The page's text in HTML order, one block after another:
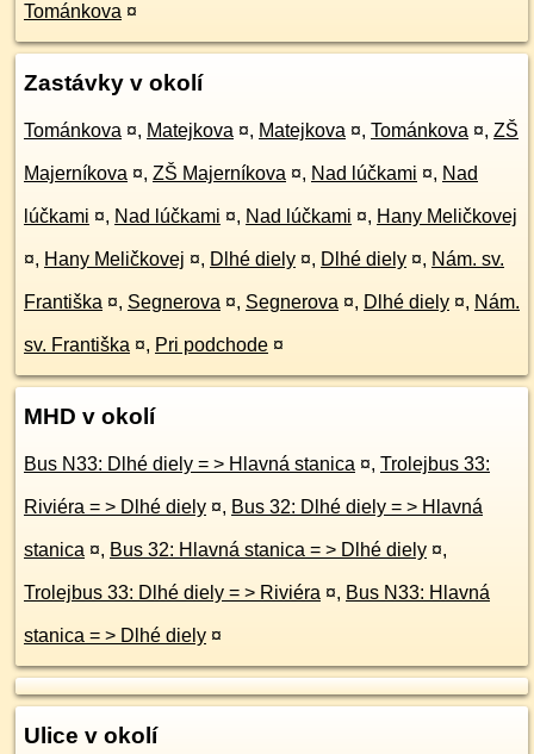
Tománkova ¤
Zastávky v okolí
Tománkova ¤, Matejkova ¤, Matejkova ¤, Tománkova ¤, ZŠ
Majerníkova ¤, ZŠ Majerníkova ¤, Nad lúčkami ¤, Nad
lúčkami ¤, Nad lúčkami ¤, Nad lúčkami ¤, Hany Meličkovej
¤, Hany Meličkovej ¤, Dlhé diely ¤, Dlhé diely ¤, Nám. sv.
Františka ¤, Segnerova ¤, Segnerova ¤, Dlhé diely ¤, Nám.
sv. Františka ¤, Pri podchode ¤
MHD v okolí
Bus N33: Dlhé diely = > Hlavná stanica ¤, Trolejbus 33:
Riviéra = > Dlhé diely ¤, Bus 32: Dlhé diely = > Hlavná
stanica ¤, Bus 32: Hlavná stanica = > Dlhé diely ¤,
Trolejbus 33: Dlhé diely = > Riviéra ¤, Bus N33: Hlavná
stanica = > Dlhé diely ¤
Ulice v okolí